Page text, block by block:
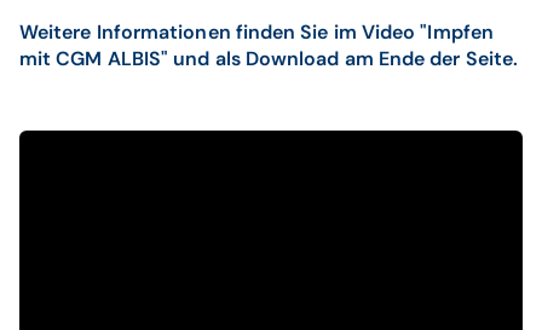
Weitere Informationen finden Sie im Video "Impfen
mit CGM ALBIS" und als Download am Ende der Seite.